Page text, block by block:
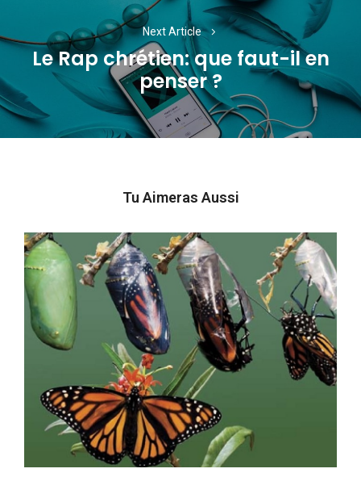
Next Article
Next
post:
Le Rap chrétien: que faut-il en
penser ?
Tu Aimeras Aussi